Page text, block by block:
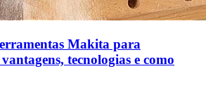
Makita para
tecnologias e como